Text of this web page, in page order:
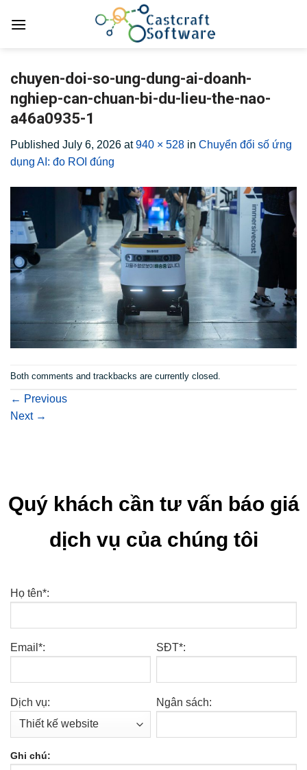
chuyen-doi-so-ung-dung-ai-doanh-
nghiep-can-chuan-bi-du-lieu-the-nao-
a46a0935-1
Published July 6, 2026 at940 × 528 in Chuyển đổi số ứng
dụng AI: đo ROI đúng
Both comments and trackbacks are currently closed.
← Previous
Next →
Quý khách cần tư vấn báo giá
dịch vụ của chúng tôi
Họ tên*:
Email*: SĐT*:
Dịch vụ: Ngân sách:
Ghi chú: